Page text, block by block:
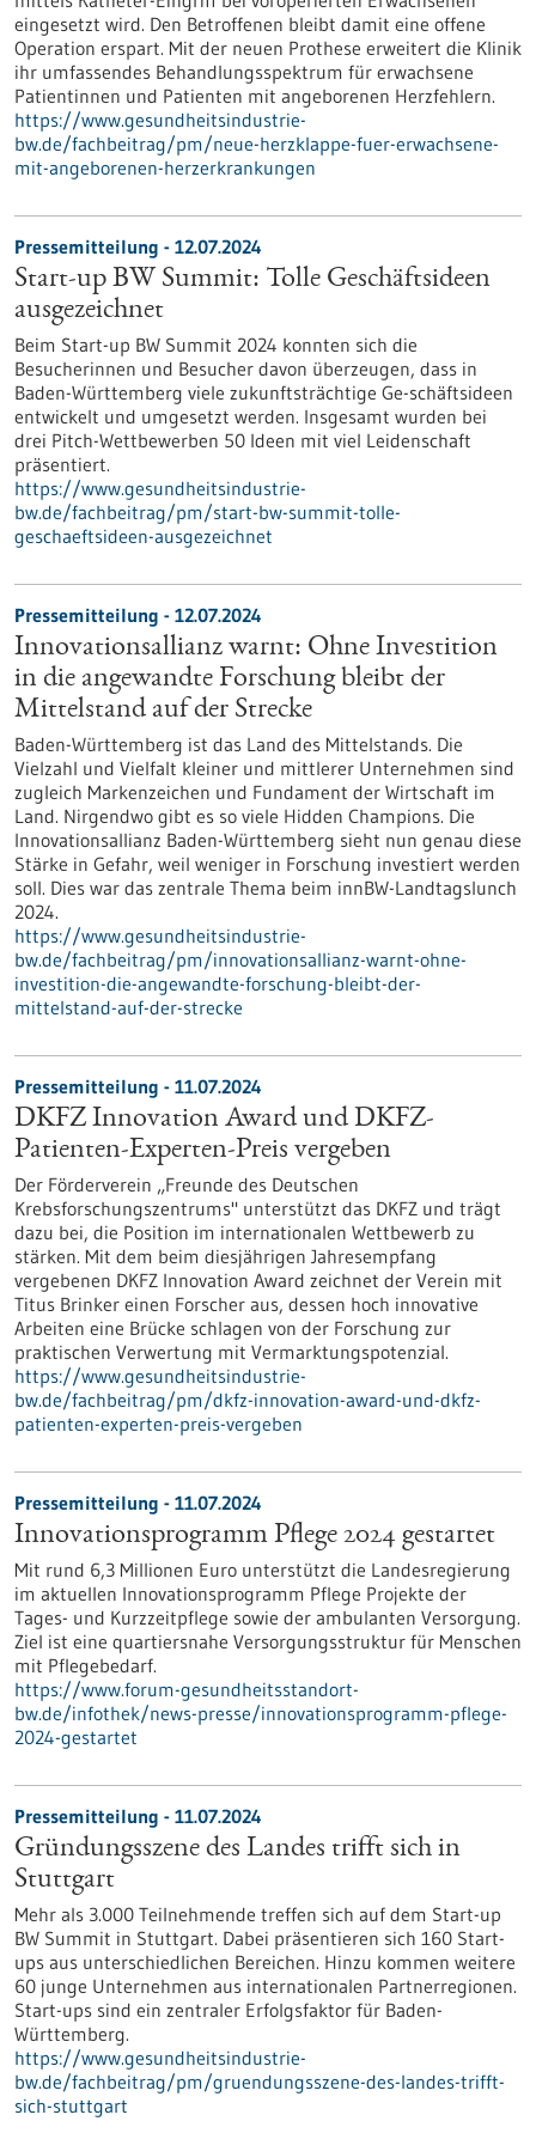
eingesetzt wird. Den Betroffenen bleibt damit eine offene
Operation erspart. Mit der neuen Prothese erweitert die Klinik
ihr umfassendes Behandlungsspektrum für erwachsene
Patientinnen und Patienten mit angeborenen Herzfehlern.
https://www.gesundheitsindustrie-
bw.de/fachbeitrag/pm/neue-herzklappe-fuer-erwachsene-
mit-angeborenen-herzerkrankungen
Pressemitteilung - 12.07.2024
Start-up BW Summit: Tolle Geschäftsideen
ausgezeichnet
Beim Start-up BW Summit 2024 konnten sich die
Besucherinnen und Besucher davon überzeugen, dass in
Baden-Württemberg viele zukunftsträchtige Ge-schäftsideen
entwickelt und umgesetzt werden. Insgesamt wurden bei
drei Pitch-Wettbewerben 50 Ideen mit viel Leidenschaft
präsentiert.
https://www.gesundheitsindustrie-
bw.de/fachbeitrag/pm/start-bw-summit-tolle-
geschaeftsideen-ausgezeichnet
Pressemitteilung - 12.07.2024
Innovationsallianz warnt: Ohne Investition
in die angewandte Forschung bleibt der
Mittelstand auf der Strecke
Baden-Württemberg ist das Land des Mittelstands. Die
Vielzahl und Vielfalt kleiner und mittlerer Unternehmen sind
zugleich Markenzeichen und Fundament der Wirtschaft im
Land. Nirgendwo gibt es so viele Hidden Champions. Die
Innovationsallianz Baden-Württemberg sieht nun genau diese
Stärke in Gefahr, weil weniger in Forschung investiert werden
soll. Dies war das zentrale Thema beim innBW-Landtagslunch
2024.
https://www.gesundheitsindustrie-
bw.de/fachbeitrag/pm/innovationsallianz-warnt-ohne-
investition-die-angewandte-forschung-bleibt-der-
mittelstand-auf-der-strecke
Pressemitteilung - 11.07.2024
DKFZ Innovation Award und DKFZ-
Patienten-Experten-Preis vergeben
Der Förderverein „Freunde des Deutschen
Krebsforschungszentrums" unterstützt das DKFZ und trägt
dazu bei, die Position im internationalen Wettbewerb zu
stärken. Mit dem beim diesjährigen Jahresempfang
vergebenen DKFZ Innovation Award zeichnet der Verein mit
Titus Brinker einen Forscher aus, dessen hoch innovative
Arbeiten eine Brücke schlagen von der Forschung zur
praktischen Verwertung mit Vermarktungspotenzial.
https://www.gesundheitsindustrie-
bw.de/fachbeitrag/pm/dkfz-innovation-award-und-dkfz-
patienten-experten-preis-vergeben
Pressemitteilung - 11.07.2024
Innovationsprogramm Pflege 2024 gestartet
Mit rund 6,3 Millionen Euro unterstützt die Landesregierung
im aktuellen Innovationsprogramm Pflege Projekte der
Tages- und Kurzzeitpflege sowie der ambulanten Versorgung.
Ziel ist eine quartiersnahe Versorgungsstruktur für Menschen
mit Pflegebedarf.
https://www.forum-gesundheitsstandort-
bw.de/infothek/news-presse/innovationsprogramm-pflege-
2024-gestartet
Pressemitteilung - 11.07.2024
Gründungsszene des Landes trifft sich in
Stuttgart
Mehr als 3.000 Teilnehmende treffen sich auf dem Start-up
BW Summit in Stuttgart. Dabei präsentieren sich 160 Start-
ups aus unterschiedlichen Bereichen. Hinzu kommen weitere
60 junge Unternehmen aus internationalen Partnerregionen.
Start-ups sind ein zentraler Erfolgsfaktor für Baden-
Württemberg.
https://www.gesundheitsindustrie-
bw.de/fachbeitrag/pm/gruendungsszene-des-landes-trifft-
sich-stuttgart